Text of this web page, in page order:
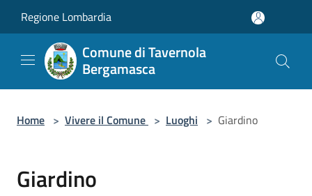
Regione Lombardia
Comune di Tavernola
Bergamasca
Home > Vivere il Comune > Luoghi > Giardino
Giardino